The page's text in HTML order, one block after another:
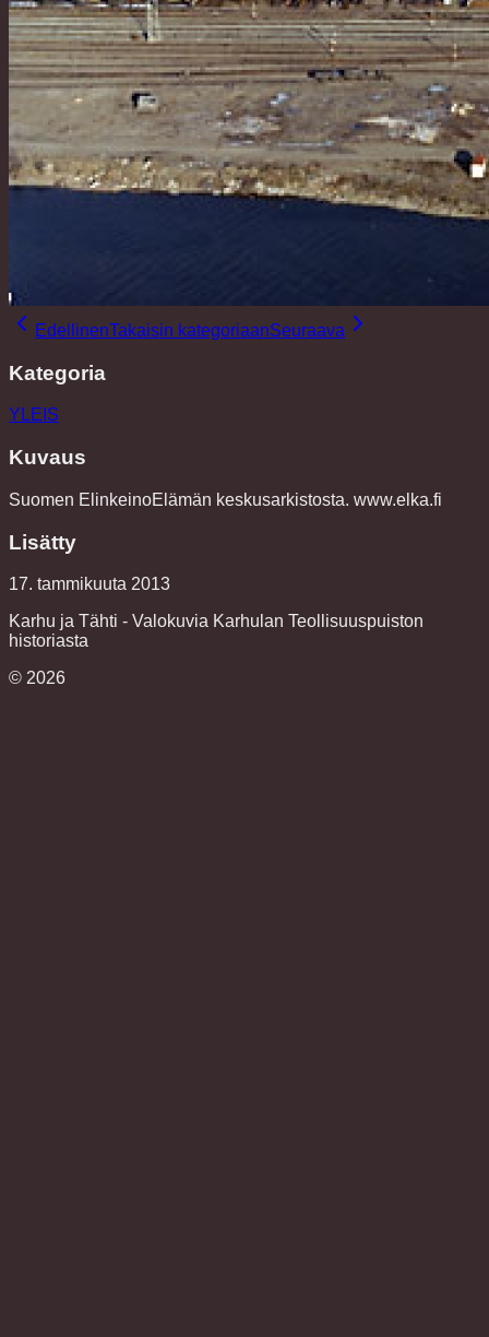
EdellinenTakaisin kategoriaanSeuraava
Kategoria
YLEIS
Kuvaus
Suomen ElinkeinoElämän keskusarkistosta. www.elka.fi
Lisätty
17. tammikuuta 2013
Karhu ja Tähti - Valokuvia Karhulan Teollisuuspuiston
historiasta
© 2026